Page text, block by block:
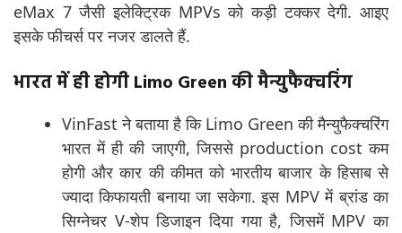
eMax 7 जैसी इलेक्ट्रिक MPVs को कड़ी टक्कर देगी. आइए
इसके फीचर्स पर नजर डालते हैं.
भारत में ही होगी Limo Green की मैन्युफैक्चरिंग
VinFast ने बताया है कि Limo Green की मैन्युफैक्चरिंग
भारत में ही की जाएगी, जिससे production cost कम
होगी और कार की कीमत को भारतीय बाजार के हिसाब से
ज्यादा किफायती बनाया जा सकेगा. इस MPV में ब्रांड का
सिग्नेचर V-शेप डिजाइन दिया गया है, जिसमें MPV का